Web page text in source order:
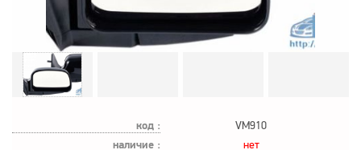
код : VM910
наличие : нет